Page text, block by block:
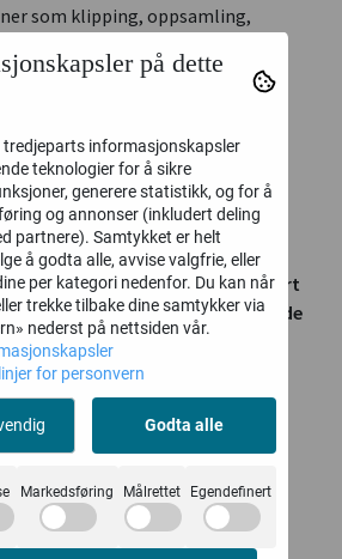
som klipping, oppsamling,
denne gressklipperen en ekte
kvalitet
Power engine 5HK 170cc
Sentral i syv trinn 25-75mm
easy-start snorstart
- trinnløs, hastighetsregulerende
bak: Ø250mm
foran: Ø200mm
87cm x 59cm x 44cm
32kg / 27kg
på dette
tredjeparts informasjonskapsler
teknologier for å sikre
generere statistikk, og for å
og annonser (inkludert deling
partnere). Samtykket er helt
å godta alle, avvise valgfrie, eller
per kategori nedenfor. Du kan når
trekke tilbake dine samtykker via
nederst på nettsiden vår.
for personvern
Godta alle
Markedsføring Målrettet Egendefinert